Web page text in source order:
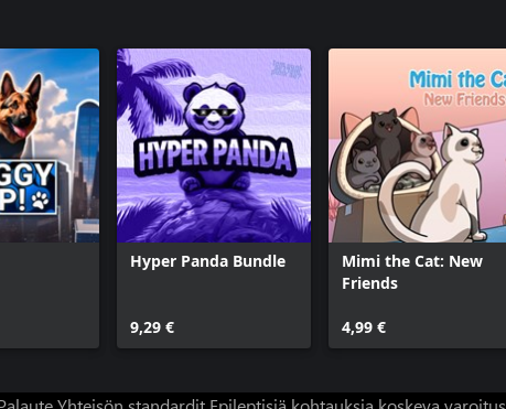
Hyper Panda Bundle
9,29 €
Mimi the Cat: New
Friends
4,99 €